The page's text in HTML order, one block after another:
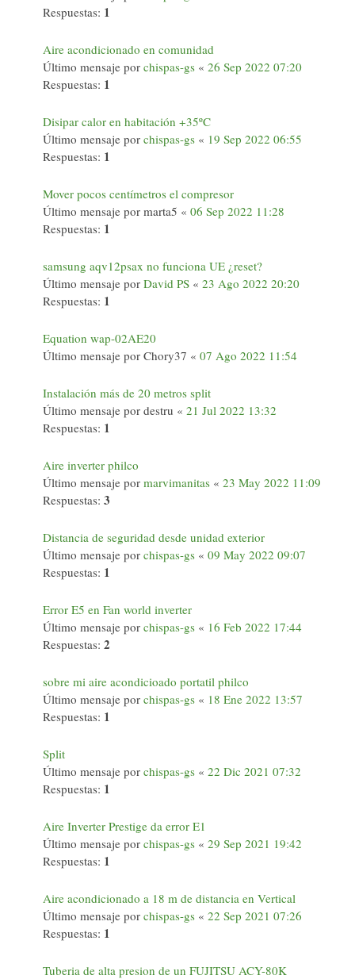
Respuestas: 1
Aire acondicionado en comunidad
Último mensaje por chispas-gs « 26 Sep 2022 07:20
Respuestas: 1
Disipar calor en habitación +35ºC
Último mensaje por chispas-gs « 19 Sep 2022 06:55
Respuestas: 1
Mover pocos centímetros el compresor
Último mensaje por marta5 « 06 Sep 2022 11:28
Respuestas: 1
samsung aqv12psax no funciona UE ¿reset?
Último mensaje por David PS « 23 Ago 2022 20:20
Respuestas: 1
Equation wap-02AE20
Último mensaje por Chory37 « 07 Ago 2022 11:54
Instalación más de 20 metros split
Último mensaje por destru « 21 Jul 2022 13:32
Respuestas: 1
Aire inverter philco
Último mensaje por marvimanitas « 23 May 2022 11:09
Respuestas: 3
Distancia de seguridad desde unidad exterior
Último mensaje por chispas-gs « 09 May 2022 09:07
Respuestas: 1
Error E5 en Fan world inverter
Último mensaje por chispas-gs « 16 Feb 2022 17:44
Respuestas: 2
sobre mi aire acondicioado portatil philco
Último mensaje por chispas-gs « 18 Ene 2022 13:57
Respuestas: 1
Split
Último mensaje por chispas-gs « 22 Dic 2021 07:32
Respuestas: 1
Aire Inverter Prestige da error E1
Último mensaje por chispas-gs « 29 Sep 2021 19:42
Respuestas: 1
Aire acondicionado a 18 m de distancia en Vertical
Último mensaje por chispas-gs « 22 Sep 2021 07:26
Respuestas: 1
Tuberia de alta presion de un FUJITSU ACY-80K